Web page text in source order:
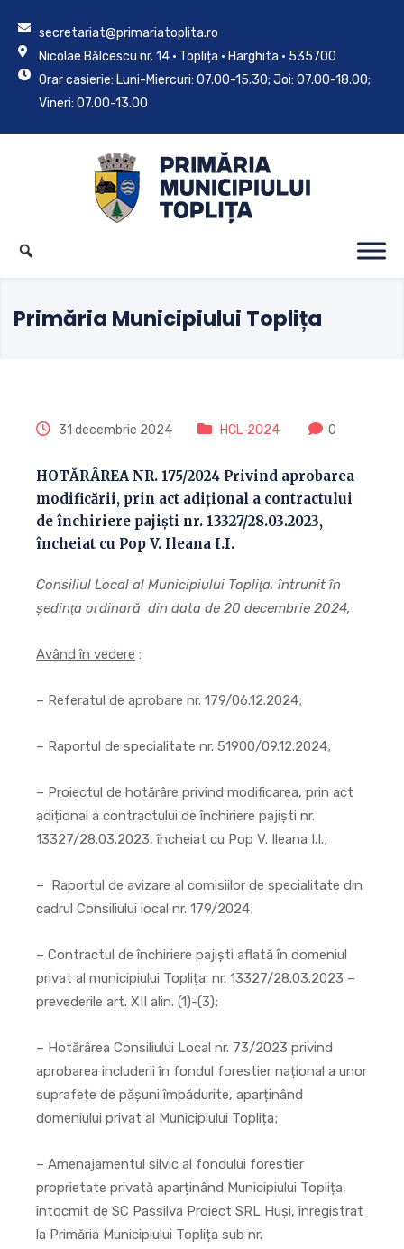
secretariat@primariatoplita.ro
Nicolae Bălcescu nr. 14 • Toplița • Harghita • 535700
Orar casierie: Luni-Miercuri: 07.00-15.30; Joi: 07.00-18.00;
Vineri: 07.00-13.00
Primăria Municipiului Toplița
31 decembrie 2024 HCL-2024 0
HOTĂRÂREA NR. 175/2024 Privind aprobarea
modificării, prin act adițional a contractului
de închiriere pajiști nr. 13327/28.03.2023,
încheiat cu Pop V. Ileana I.I.
Consiliul Local al Municipiului Topliţa, întrunit în
şedinţa ordinară din data de 20 decembrie 2024,
Având în vedere :
– Referatul de aprobare nr. 179/06.12.2024;
– Raportul de specialitate nr. 51900/09.12.2024;
– Proiectul de hotărâre privind modificarea, prin act
adițional a contractului de închiriere pajiști nr.
13327/28.03.2023, încheiat cu Pop V. Ileana I.I.;
– Raportul de avizare al comisiilor de specialitate din
cadrul Consiliului local nr. 179/2024;
– Contractul de închiriere pajiști aflată în domeniul
privat al municipiului Toplița: nr. 13327/28.03.2023 –
prevederile art. XII alin. (1)-(3);
– Hotărârea Consiliului Local nr. 73/2023 privind
aprobarea includerii în fondul forestier național a unor
suprafețe de pășuni împădurite, aparținând
domeniului privat al Municipiului Toplița;
– Amenajamentul silvic al fondului forestier
proprietate privată aparținând Municipiului Toplița,
întocmit de SC Passilva Proiect SRL Huși, înregistrat
la Primăria Municipiului Toplița sub nr.